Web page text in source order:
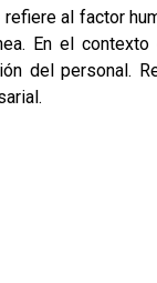
al factor
En el
del personal.